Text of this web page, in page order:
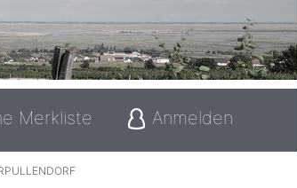
Merkliste Anmelden